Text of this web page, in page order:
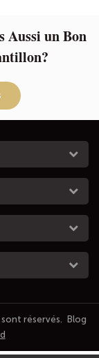
Aussi un Bon
réservés.
Blog